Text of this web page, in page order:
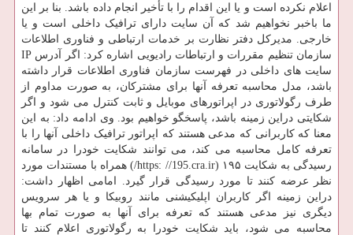
اعلام نکرده است و یا این اقدام را با تأخیر انجام داده باشد. بنا بر این
ما باخبر نخواهیم شد که آن سایت دارای ترافیک داخلی است و یا
خارجی. مدیرکل دفتر نظارت بر خدمات ارتباطی و فناوری اطلاعات
سازمان تنظیم مقررات و ارتباطات رادیویی اشاره کرد: اگر آدرس IP
سایت های داخلی در فهرست سازمان فناوری اطلاعات قرار داشته
باشد، مدل محاسبه تعرفه آنها برای مشترکان، به صورت مداوم از
طرف رگولاتوری در اپراتورهای موبایل و ثابت کنترل می شود و اگر
شکایتی دراین زمینه باشد، پاسخگو خواهیم بود. وی ادامه داد: به این
معنا که کاربرانی که مدعی هستند که اپراتور ترافیک داخلی آنها را با
تعرفه کامل محاسبه می کند، می توانند شکایت خودرا در سامانه
رسیدگی به شکایت ۱۹۵ (https: //195.cra.ir/) همراه با مستندات مورد
نظر عرضه کنند تا مورد رسیدگی قرار گیرد. امامی اظهار داشت:
دراین زمینه اگر کاربران اپلیکیشنی مانند روبیکا و یا هر سرویس
دیگری نیز مدعی هستند که تعرفه برای آنها به صورت تمام بها
محاسبه می شود، باید شکایت خودرا به رگولاتوری اعلام کنند تا